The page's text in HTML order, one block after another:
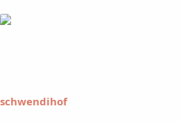
schwendihof